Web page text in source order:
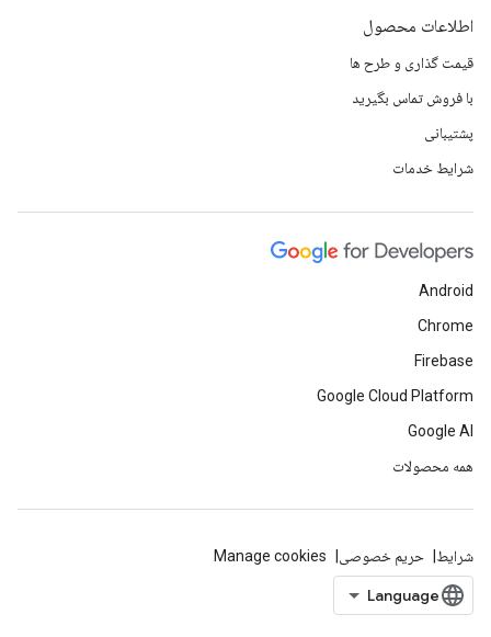
اطلاعات محصول
قیمت گذاری و طرح ها
با فروش تماس بگیرید
پشتیبانی
شرایط خدمات
Android
Chrome
Firebase
Google Cloud Platform
Google AI
همه محصولات
شرایط حریم خصوصی Manage cookies